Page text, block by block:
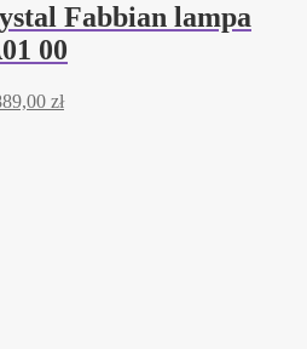
Fabbian lampa
00
złAktualna